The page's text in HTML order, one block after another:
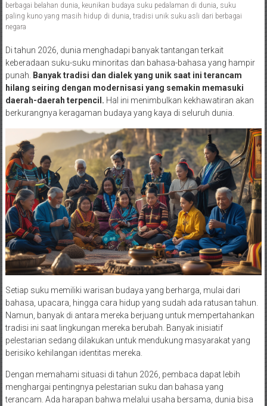
berbagai belahan dunia keunikan budaya suku pedalaman di dunia suku
paling kuno yang masih hidup di dunia tradisi unik suku asli dari berbagai
negara
Di tahun 2026, dunia menghadapi banyak tantangan terkait
keberadaan suku-suku minoritas dan bahasa-bahasa yang hampir
punah.
Banyak tradisi dan dialek yang unik saat ini terancam
hilang seiring dengan modernisasi yang semakin memasuki
daerah-daerah terpencil. Hal ini menimbulkan kekhawatiran akan
berkurangnya keragaman budaya yang kaya di seluruh dunia.
Setiap suku memiliki warisan budaya yang berharga, mulai dari
bahasa, upacara, hingga cara hidup yang sudah ada ratusan tahun.
Namun, banyak di antara mereka berjuang untuk mempertahankan
tradisi ini saat lingkungan mereka berubah. Banyak inisiatif
pelestarian sedang dilakukan untuk mendukung masyarakat yang
berisiko kehilangan identitas mereka.
Dengan memahami situasi di tahun 2026, pembaca dapat lebih
menghargai pentingnya pelestarian suku dan bahasa yang
terancam. Ada harapan bahwa melalui usaha bersama, dunia bisa